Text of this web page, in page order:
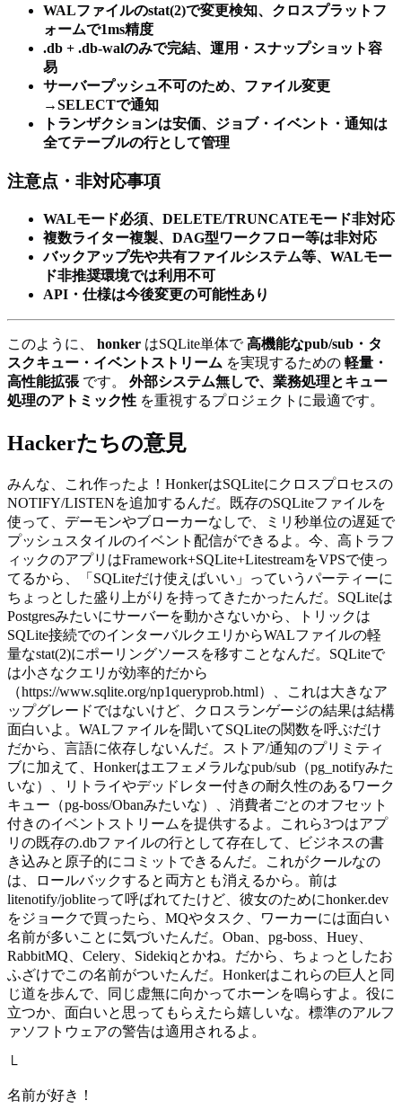
WALファイルのstat(2)で変更検知、クロスプラットフ
ォームで1ms精度
.db + .db-walのみで完結、運用・スナップショット容
易
サーバープッシュ不可のため、ファイル変更
→SELECTで通知
トランザクションは安価、ジョブ・イベント・通知は
全てテーブルの行として管理
注意点・非対応事項
WALモード必須、DELETE/TRUNCATEモード非対応
複数ライター複製、DAG型ワークフロー等は非対応
バックアップ先や共有ファイルシステム等、WALモー
ド非推奨環境では利用不可
API・仕様は今後変更の可能性あり
このように、 honker はSQLite単体で高機能なpub/sub・タ
スクキュー・イベントストリーム を実現するための 軽量・
高性能拡張 です。 外部システム無しで、業務処理とキュー
処理のアトミック性 を重視するプロジェクトに最適です。
Hackerたちの意見
みんな、これ作ったよ！HonkerはSQLiteにクロスプロセスの
NOTIFY/LISTENを追加するんだ。既存のSQLiteファイルを
使って、デーモンやブローカーなしで、ミリ秒単位の遅延で
プッシュスタイルのイベント配信ができるよ。今、高トラフ
ィックのアプリはFramework+SQLite+LitestreamをVPSで使っ
てるから、「SQLiteだけ使えばいい」っていうパーティーに
ちょっとした盛り上がりを持ってきたかったんだ。SQLiteは
Postgresみたいにサーバーを動かさないから、トリックは
SQLite接続でのインターバルクエリからWALファイルの軽
量なstat(2)にポーリングソースを移すことなんだ。SQLiteで
は小さなクエリが効率的だから
（https://www.sqlite.org/np1queryprob.html）、これは大きなア
ップグレードではないけど、クロスランゲージの結果は結構
面白いよ。WALファイルを聞いてSQLiteの関数を呼ぶだけ
だから、言語に依存しないんだ。ストア/通知のプリミティ
ブに加えて、Honkerはエフェメラルなpub/sub（pg_notifyみた
いな）、リトライやデッドレター付きの耐久性のあるワーク
キュー（pg-boss/Obanみたいな）、消費者ごとのオフセット
付きのイベントストリームを提供するよ。これら3つはアプ
リの既存の.dbファイルの行として存在して、ビジネスの書
き込みと原子的にコミットできるんだ。これがクールなの
は、ロールバックすると両方とも消えるから。前は
litenotify/jobliteって呼ばれてたけど、彼女のためにhonker.dev
をジョークで買ったら、MQやタスク、ワーカーには面白い
名前が多いことに気づいたんだ。Oban、pg-boss、Huey、
RabbitMQ、Celery、Sidekiqとかね。だから、ちょっとしたお
ふざけでこの名前がついたんだ。Honkerはこれらの巨人と同
じ道を歩んで、同じ虚無に向かってホーンを鳴らすよ。役に
立つか、面白いと思ってもらえたら嬉しいな。標準のアルフ
ァソフトウェアの警告は適用されるよ。
└
名前が好き！